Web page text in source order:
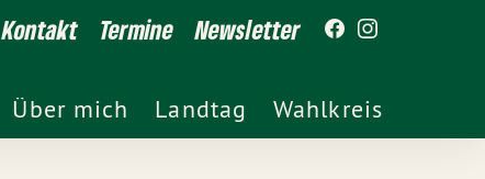
Kontakt Termine Newsletter
Über mich Landtag Wahlkreis